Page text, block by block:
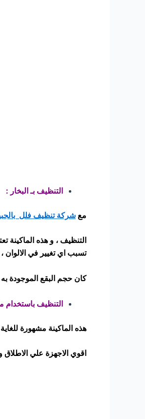
التنظيف بـ البخار :
مع شركة تنظيف فلل
التنظيف ، و هذه الماكينة
تسبب اي تغيير في الالوان
كان حجم البقع الموجودة
التنظيف باستخدام
هذه الماكينة مشهورة
اقوي الاجهزة علي الاطلاق